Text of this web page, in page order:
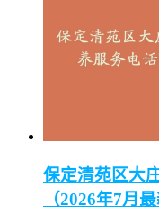
保定清苑区大
（2026年7月最